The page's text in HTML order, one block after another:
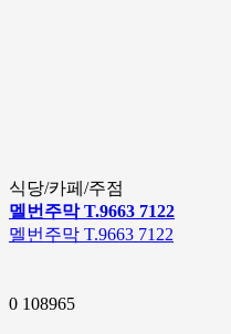
식당/카페/주점
멜번주막 T.9663 7122
멜번주막 T.9663 7122
0 108965